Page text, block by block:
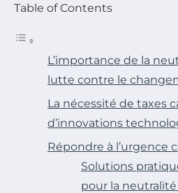
Table of Contents
L’importance de la
lutte contre le
La nécessité de taxes
d’innovations
Répondre à l’urgence
Solutions
pour la